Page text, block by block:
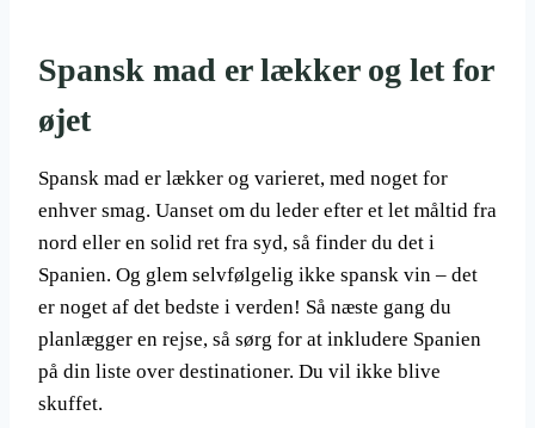
Spansk mad er lækker og let for
øjet
Spansk mad er lækker og varieret, med noget for
enhver smag. Uanset om du leder efter et let måltid fra
nord eller en solid ret fra syd, så finder du det i
Spanien. Og glem selvfølgelig ikke spansk vin – det
er noget af det bedste i verden! Så næste gang du
planlægger en rejse, så sørg for at inkludere Spanien
på din liste over destinationer. Du vil ikke blive
skuffet.